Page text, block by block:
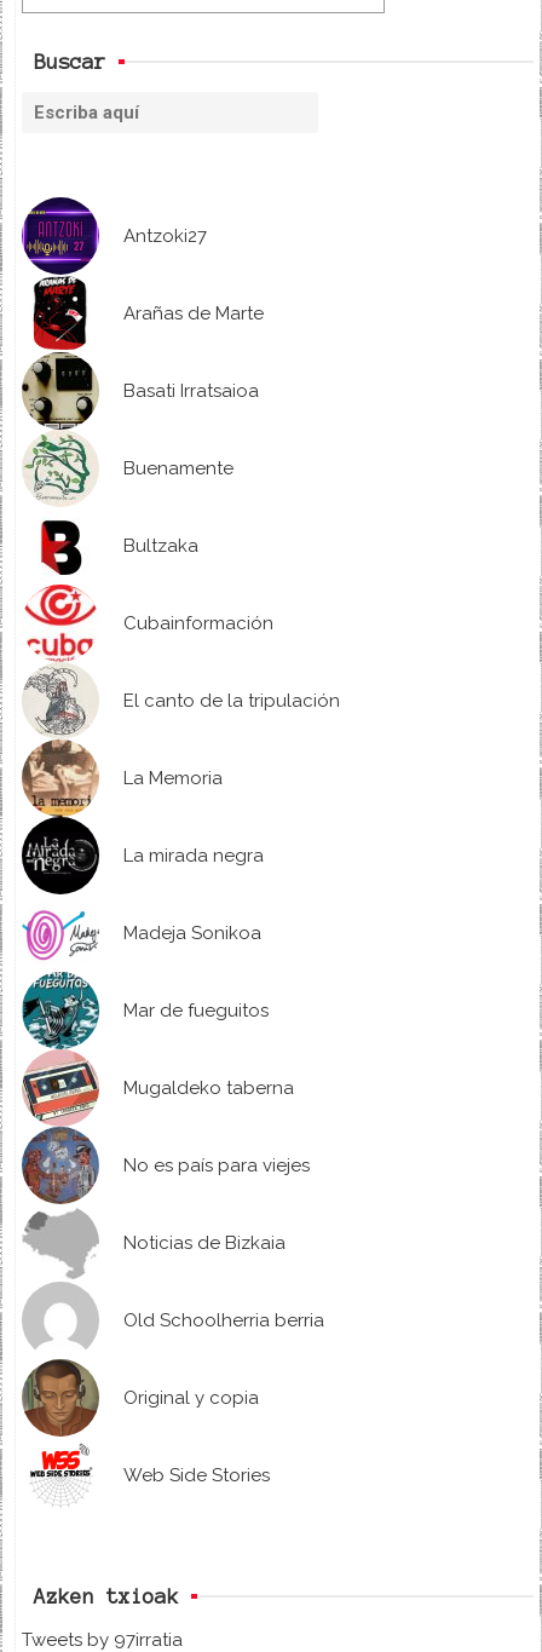
Buscar
Antzoki27
Arañas de Marte
Basati Irratsaioa
Buenamente
Bultzaka
Cubainformación
El canto de la tripulación
La Memoria
La mirada negra
Madeja Sonikoa
Mar de fueguitos
Mugaldeko taberna
No es país para viejes
Noticias de Bizkaia
Old Schoolherria berria
Original y copia
Web Side Stories
Azken txioak
Tweets by 97irratia